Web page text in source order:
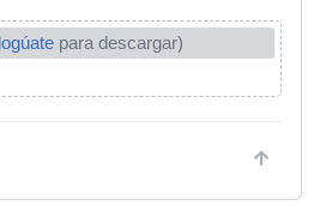
logúate para descargar)